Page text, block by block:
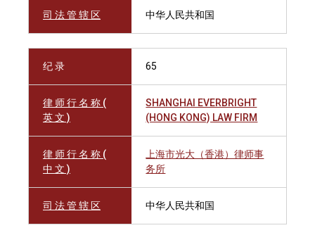
司 法 管 辖 区 中华人民共和国
纪 录 65
律 师 行 名 称 (
英 文 )
SHANGHAI EVERBRIGHT
(HONG KONG) LAW FIRM
律 师 行 名 称 (
中 文 )
上海市光大（香港）律师事
务所
司 法 管 辖 区 中华人民共和国